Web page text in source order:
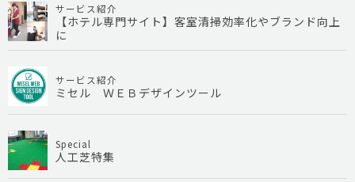
サービス紹介
【ホテル専門サイト】客室清掃効率化やブランド向上
に
サービス紹介
ミセル ＷＥＢデザインツール
Special
人工芝特集